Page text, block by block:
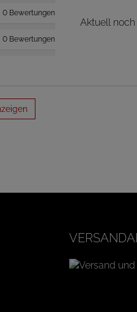
0 Bewertungen
0 Bewertungen
Aktuell